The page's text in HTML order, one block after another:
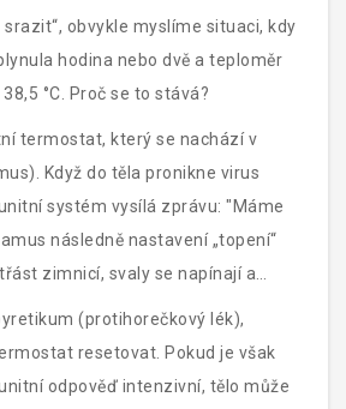
srazit“, obvykle myslíme situaci, kdy
hodina nebo dvě a teploměr
°C. Proč se to stává?
termostat, který se nachází v
Když do těla pronikne virus
systém vysílá zprávu: "Máme
následně nastavení „topení“
zimnicí, svaly se napínají a
nové, vyšší teploty. Tento
účinný - vyšší teplota zpomaluje
a urychluje práci bílých krvinek.
(protihorečkový lék),
resetovat. Pokud je však
odpověď intenzivní, tělo může